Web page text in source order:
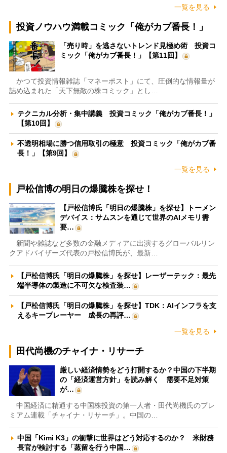
一覧を見る
投資ノウハウ満載コミック「俺がカブ番長！」
「売り時」を逃さないトレンド見極め術 投資コ
ミック「俺がカブ番長！」【第11回】
かつて投資情報雑誌「マネーポスト」にて、圧倒的な情報量が
詰め込まれた「天下無敵の株コミック」とし…
テクニカル分析・集中講義 投資コミック「俺がカブ番長！」
【第10回】
不透明相場に勝つ信用取引の極意 投資コミック「俺がカブ番
長！」【第9回】
一覧を見る
戸松信博の明日の爆騰株を探せ！
【戸松信博氏「明日の爆騰株」を探せ】トーメン
デバイス：サムスンを通じて世界のAIメモリ需
要…
新聞や雑誌など多数の金融メディアに出演するグローバルリン
クアドバイザーズ代表の戸松信博氏が、最新…
【戸松信博氏「明日の爆騰株」を探せ】レーザーテック：最先
端半導体の製造に不可欠な検査装…
【戸松信博氏「明日の爆騰株」を探せ】TDK：AIインフラを支
えるキープレーヤー 成長の再評…
一覧を見る
田代尚機のチャイナ・リサーチ
厳しい経済情勢をどう打開するか？中国の下半期
の「経済運営方針」を読み解く 需要不足対策
が…
中国経済に精通する中国株投資の第一人者・田代尚機氏のプレ
ミアム連載「チャイナ・リサーチ」。中国の…
中国「Kimi K3」の衝撃に世界はどう対応するのか？ 米財務
長官が検討する「蒸留を行う中国…